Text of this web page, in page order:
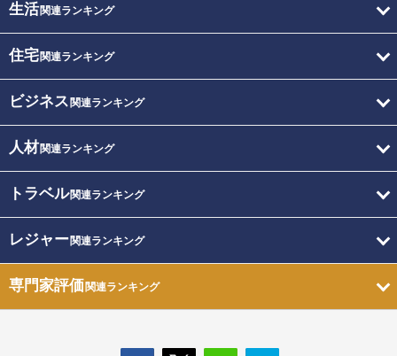
生活関連ランキング
住宅関連ランキング
ビジネス 関連ランキング
人材関連ランキング
トラベル関連ランキング
レジャー関連ランキング
専門家評価関連ランキング